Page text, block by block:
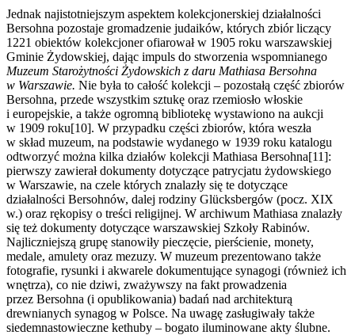
Jednak najistotniejszym aspektem kolekcjonerskiej działalności
Bersohna pozostaje gromadzenie judaików, których zbiór liczący
1221 obiektów kolekcjoner ofiarował w 1905 roku warszawskiej
Gminie Żydowskiej, dając impuls do stworzenia wspomnianego
Muzeum Starożytności Żydowskich z daru Mathiasa Bersohna
w Warszawie. Nie była to całość kolekcji – pozostałą część zbiorów
Bersohna, przede wszystkim sztukę oraz rzemiosło włoskie
i europejskie, a także ogromną bibliotekę wystawiono na aukcji
w 1909 roku[10]. W przypadku części zbiorów, która weszła
w skład muzeum, na podstawie wydanego w 1939 roku katalogu
odtworzyć można kilka działów kolekcji Mathiasa Bersohna[11]:
pierwszy zawierał dokumenty dotyczące patrycjatu żydowskiego
w Warszawie, na czele których znalazły się te dotyczące
działalności Bersohnów, dalej rodziny Glücksbergów (pocz. XIX
w.) oraz rękopisy o treści religijnej. W archiwum Mathiasa znalazły
się też dokumenty dotyczące warszawskiej Szkoły Rabinów.
Najliczniejszą grupę stanowiły pieczęcie, pierścienie, monety,
medale, amulety oraz mezuzy. W muzeum prezentowano także
fotografie, rysunki i akwarele dokumentujące synagogi (również ich
wnętrza), co nie dziwi, zważywszy na fakt prowadzenia
przez Bersohna (i opublikowania) badań nad architekturą
drewnianych synagog w Polsce. Na uwagę zasługiwały także
siedemnastowieczne kethuby – bogato iluminowane akty ślubne.